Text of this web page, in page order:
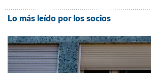
Lo más leído por los socios